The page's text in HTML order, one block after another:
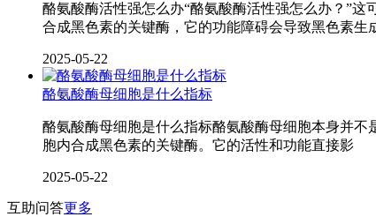
酪氨酸酶活性强怎么办“酪氨酸酶活性强怎么办？”
合成黑色素的关键酶，它的功能障碍会导致黑色素生
2025-05-22
酪氨酸酶母细胞是什么指标
酪氨酸酶母细胞是什么指标酪氨酸酶母细胞本身并
胞内合成黑色素的关键酶。它的活性和功能直接影
2025-05-22
互助问答更多